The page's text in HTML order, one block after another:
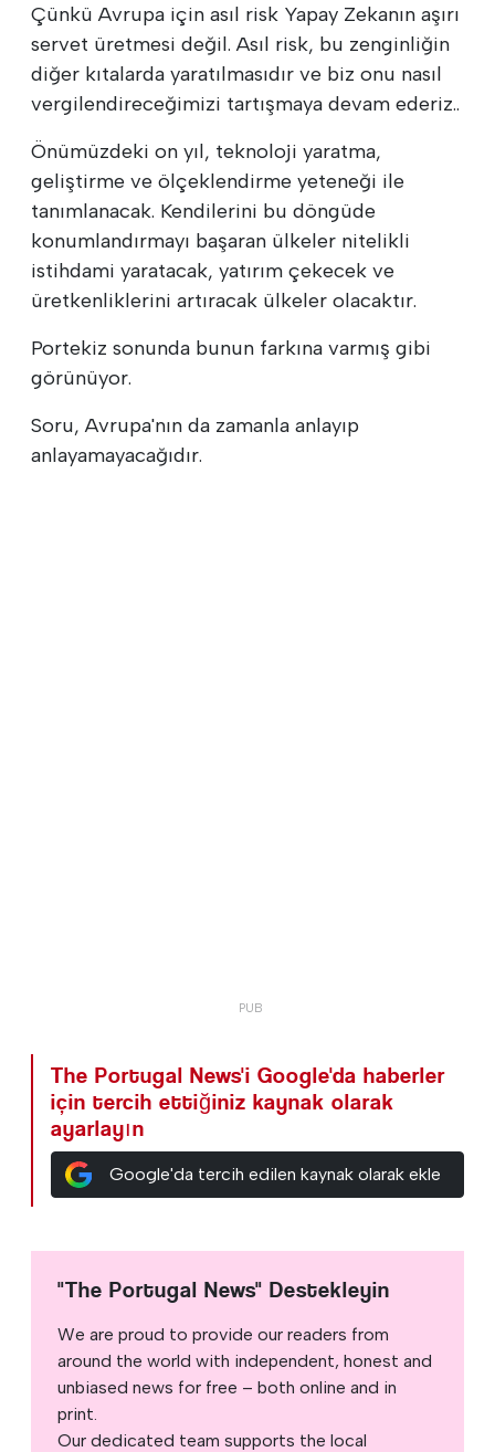
Çünkü Avrupa için asıl risk Yapay Zekanın aşırı
servet üretmesi değil. Asıl risk, bu zenginliğin
diğer kıtalarda yaratılmasıdır ve biz onu nasıl
vergilendireceğimizi tartışmaya devam ederiz..
Önümüzdeki on yıl, teknoloji yaratma,
geliştirme ve ölçeklendirme yeteneği ile
tanımlanacak. Kendilerini bu döngüde
konumlandırmayı başaran ülkeler nitelikli
istihdami yaratacak, yatırım çekecek ve
üretkenliklerini artıracak ülkeler olacaktır.
Portekiz sonunda bunun farkına varmış gibi
görünüyor.
Soru, Avrupa'nın da zamanla anlayıp
anlayamayacağıdır.
The Portugal News'i Google'da haberler
için tercih ettiğiniz kaynak olarak
ayarlayın
Google'da tercih edilen kaynak olarak ekle
"The Portugal News" Destekleyin
We are proud to provide our readers from
around the world with independent, honest and
unbiased news for free – both online and in
print.
Our dedicated team supports the local